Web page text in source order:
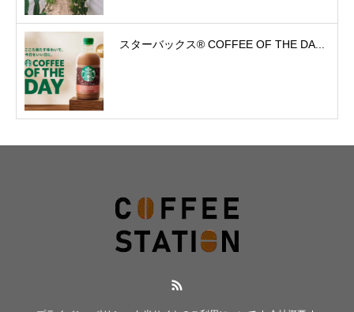
スターバックス® COFFEE OF THE DA...